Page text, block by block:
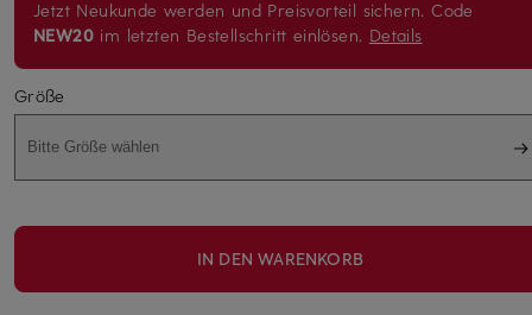
Jetzt Neukunde werden und Preisvorteil sichern. Code
NEW20 im letzten Bestellschritt einlösen. Details
Größe
Bitte Größe wählen
IN DEN WARENKORB